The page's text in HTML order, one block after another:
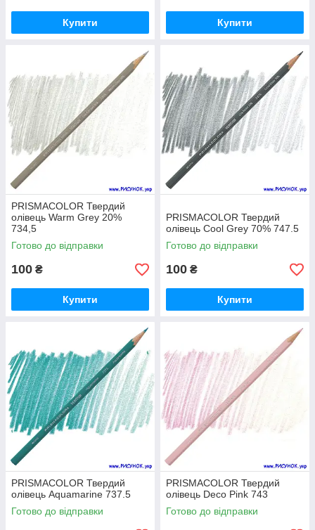
Купити Купити
PRISMACOLOR Твердий
олівець Warm Grey 20%
734,5
Готово до відправки
100 ₴
Купити
PRISMACOLOR Твердий
олівець Cool Grey 70% 747.5
Готово до відправки
100 ₴
Купити
PRISMACOLOR Твердий
олівець Aquamarine 737.5
Готово до відправки
PRISMACOLOR Твердий
олівець Deco Pink 743
Готово до відправки